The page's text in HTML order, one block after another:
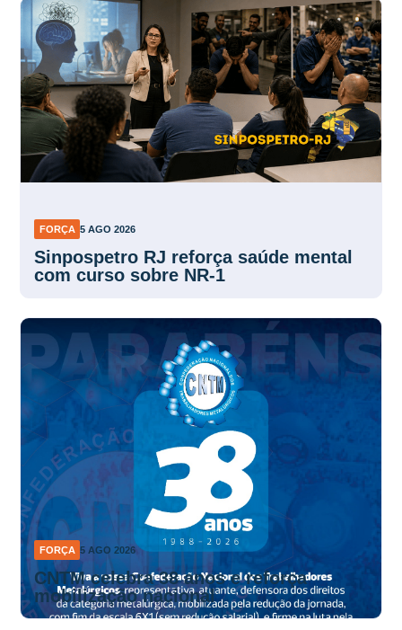
FORÇA 5 AGO 2026
Sinpospetro RJ reforça saúde mental
com curso sobre NR-1
FORÇA 5 AGO 2026
CNTM celebra 38 anos e reforça
mobilização nacional